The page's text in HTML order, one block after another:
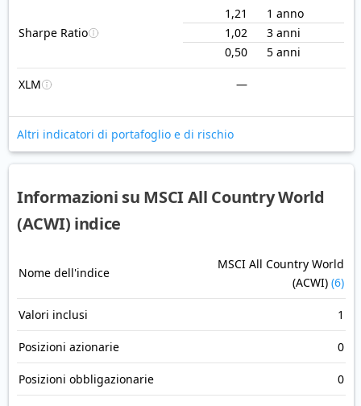
Sharpe Ratio
1,21
1 anno
1,02
3 anni
0,50
5 anni
XLM —
Altri indicatori di portafoglio e di rischio
Informazioni su MSCI All Country World
(ACWI) indice
Nome dell'indice
MSCI All Country World
(ACWI) (6)
Valori inclusi 1
Posizioni azionarie 0
Posizioni obbligazionarie 0